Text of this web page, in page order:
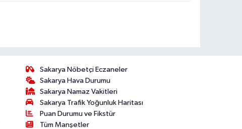
Sakarya Nöbetçi Eczaneler
Sakarya Hava Durumu
Sakarya Namaz Vakitleri
Sakarya Trafik Yoğunluk Haritası
Puan Durumu ve Fikstür
Tüm Manşetler